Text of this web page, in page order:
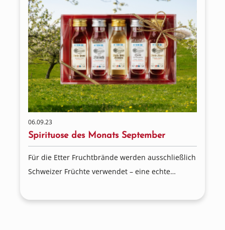
06.09.23
Spirituose des Monats September
Für die Etter Fruchtbrände werden ausschließlich
Schweizer Früchte verwendet – eine echte